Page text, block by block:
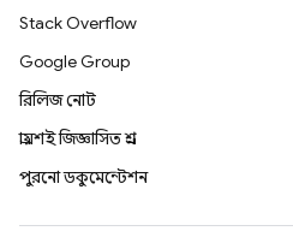
Stack Overflow
Google Group
রিলিজ নোট
প্রায়শই জিজ্ঞাসিত প্রশ্ন
পুরনো ডকুমেন্টেশন